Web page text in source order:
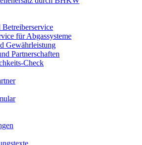
für Abgassysteme
Gewährleistung
Partnerschaften
Check